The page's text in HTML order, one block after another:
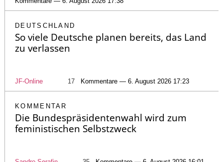
DEUTSCHLAND
So viele Deutsche planen bereits, das Land
zu verlassen
JF-Online 17 Kommentare — 6. August 2026 17:23
KOMMENTAR
Die Bundespräsidentenwahl wird zum
feministischen Selbstzweck